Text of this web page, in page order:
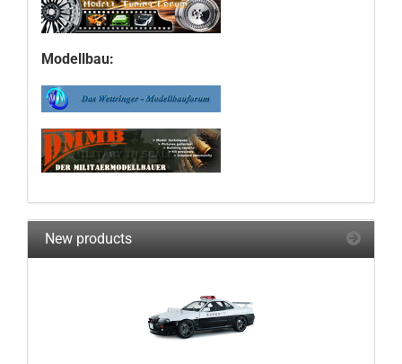
Modellbau:
New products